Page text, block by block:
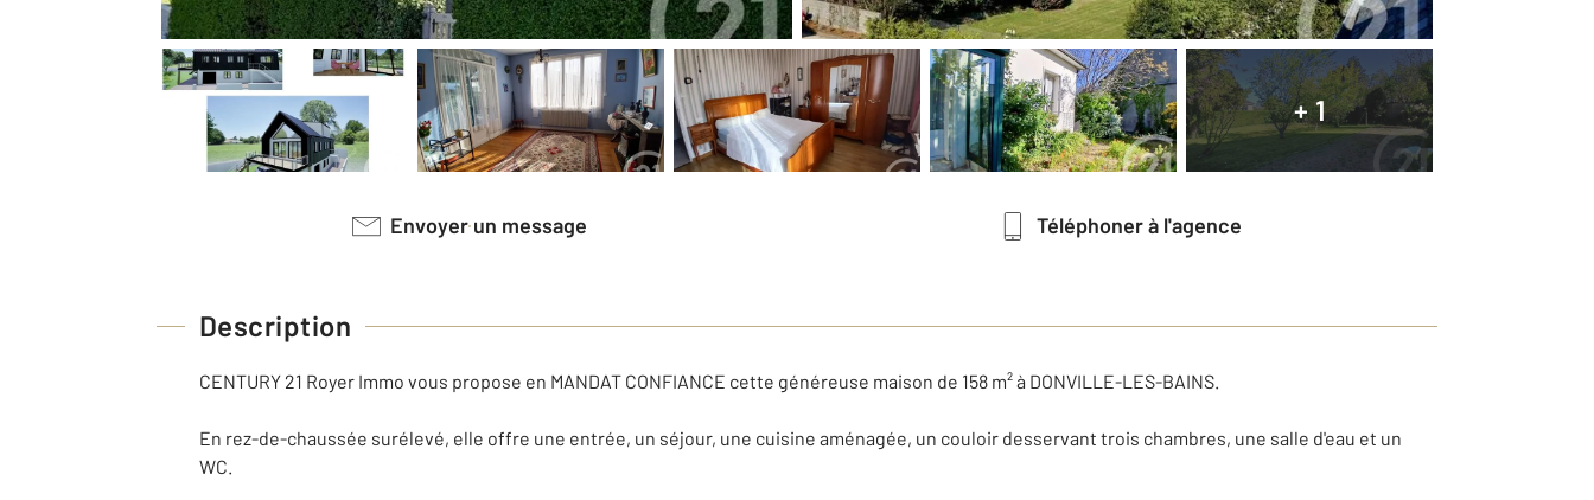
+ 1
Envoyer un message Téléphoner à l'agence
Description
CENTURY 21 Royer Immo vous propose en MANDAT CONFIANCE cette généreuse maison de 158 m² à DONVILLE-LES-BAINS.
En rez-de-chaussée surélevé, elle offre une entrée, un séjour, une cuisine aménagée, un couloir desservant trois chambres, une salle d'eau et un
WC.